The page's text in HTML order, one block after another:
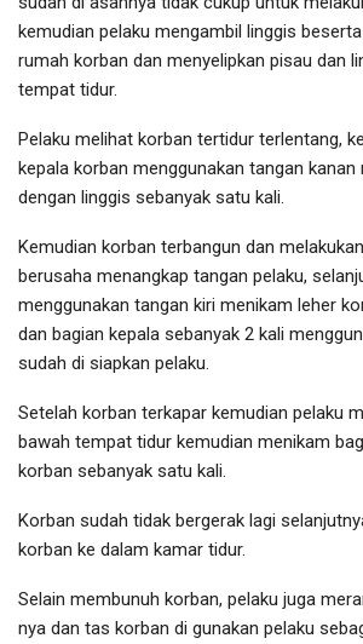
kemudian pelaku mengambil linggis
rumah korban dan menyelipkan pisau dan
tempat tidur.
Pelaku melihat korban tertidur terlentang,
kepala korban menggunakan tangan
dengan linggis sebanyak satu kali.
Kemudian korban terbangun dan
berusaha menangkap tangan pelaku,
menggunakan tangan kiri menikam leher
dan bagian kepala sebanyak 2 kali
sudah di siapkan pelaku.
Setelah korban terkapar kemudian pelaku
bawah tempat tidur kemudian menikam
korban sebanyak satu kali.
Korban sudah tidak bergerak lagi
korban ke dalam kamar tidur.
Selain membunuh korban, pelaku juga
nya dan tas korban di gunakan pelaku